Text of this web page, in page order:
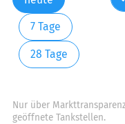
7 Tage
28 Tage
Nur über
geöffnete Tankstellen.